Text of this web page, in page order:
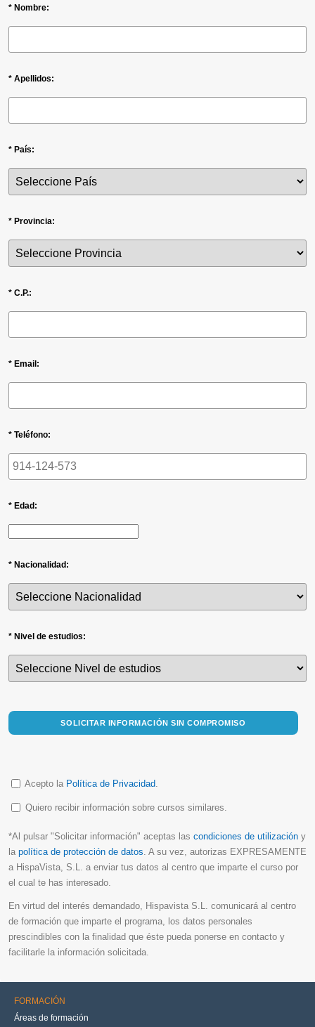
* Nombre:
* Apellidos:
* País:
* Provincia:
* C.P.:
* Email:
* Teléfono:
* Edad:
* Nacionalidad:
* Nivel de estudios:
SOLICITAR INFORMACIÓN SIN COMPROMISO
Acepto la Política de Privacidad.
Quiero recibir información sobre cursos similares.
*Al pulsar "Solicitar información" aceptas las condiciones de utilización y
la política de protección de datos. A su vez, autorizas EXPRESAMENTE
a HispaVista, S.L. a enviar tus datos al centro que imparte el curso por
el cual te has interesado.
En virtud del interés demandado, Hispavista S.L. comunicará al centro
de formación que imparte el programa, los datos personales
prescindibles con la finalidad que éste pueda ponerse en contacto y
facilitarle la información solicitada.
FORMACIÓN
Áreas de formación